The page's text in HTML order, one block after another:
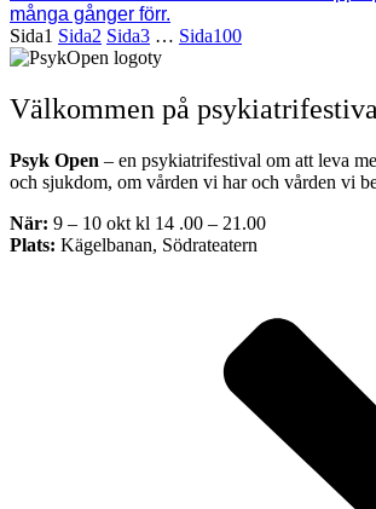
många gånger förr.
Sida1 Sida2 Sida3 … Sida100
Välkommen på
Psyk Open – en psykiatrifestival om att leva
och sjukdom, om vården vi har och vården vi
När: 9 – 10 okt kl 14 .00 – 21.00
Plats: Kägelbanan, Södrateatern